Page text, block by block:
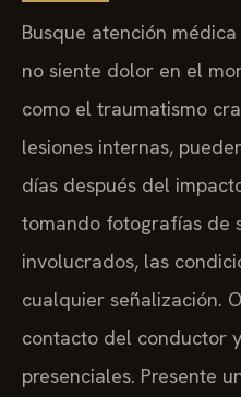
Busque atención
no siente dolor en el
como el traumatismo
lesiones internas,
días después del
tomando fotografías de
involucrados, las
cualquier señalización.
contacto del conductor
presenciales. Presente